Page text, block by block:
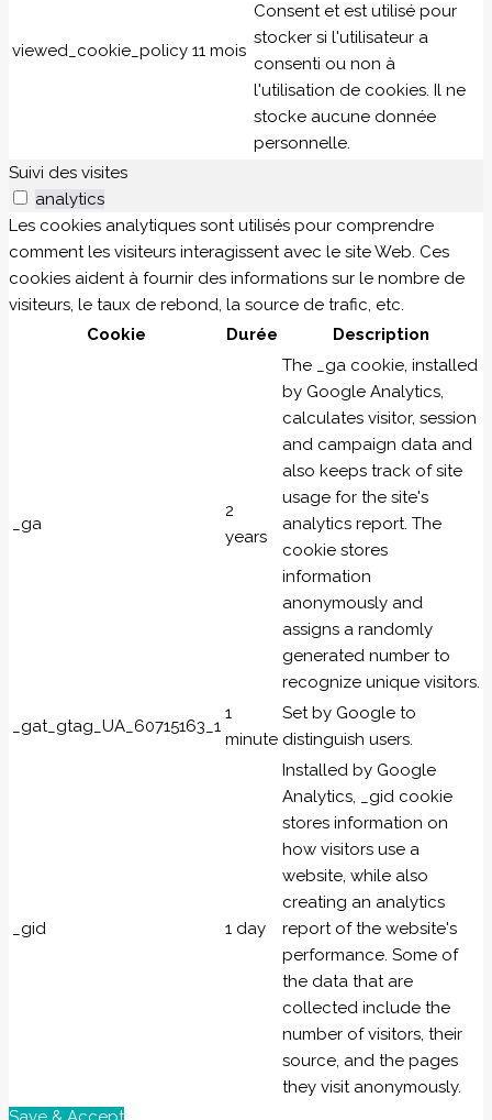
viewed_cookie_policy 11 mois
Consent et est utilisé pour
stocker si l'utilisateur a
consenti ou non à
l'utilisation de cookies. Il ne
stocke aucune donnée
personnelle.
Suivi des visites
analytics
Les cookies analytiques sont utilisés pour comprendre
comment les visiteurs interagissent avec le site Web. Ces
cookies aident à fournir des informations sur le nombre de
visiteurs, le taux de rebond, la source de trafic, etc.
Cookie
Durée Description
_ga
2
years
The _ga cookie, installed
by Google Analytics,
calculates visitor, session
and campaign data and
also keeps track of site
usage for the site's
analytics report. The
cookie stores
information
anonymously and
assigns a randomly
generated number to
recognize unique visitors.
_gat_gtag_UA_60715163_1
1
minute
Set by Google to
distinguish users.
_gid 1 day
Installed by Google
Analytics, _gid cookie
stores information on
how visitors use a
website, while also
creating an analytics
report of the website's
performance. Some of
the data that are
collected include the
number of visitors, their
source, and the pages
they visit anonymously.